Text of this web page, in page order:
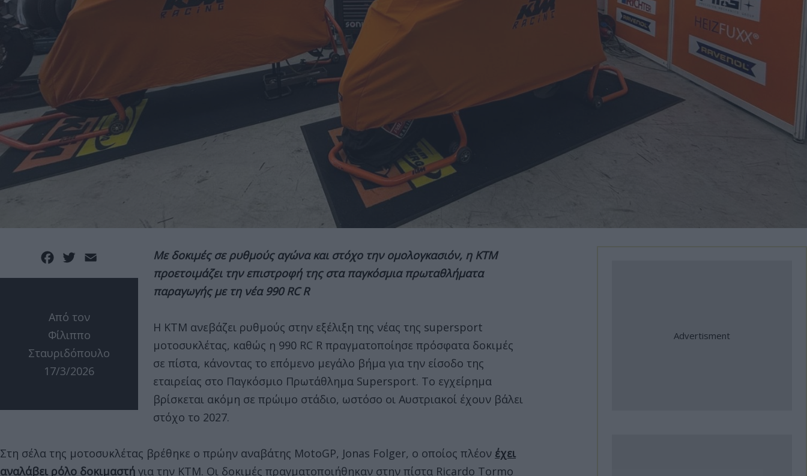
Facebook
Twitter
Από τον
Φίλιππο
Σταυριδόπουλο
17/3/2026
Με δοκιμές σε ρυθμούς αγώνα και στόχο την ομολογκασιόν, η KTM
προετοιμάζει την επιστροφή της στα παγκόσμια πρωταθλήματα
παραγωγής με τη νέα 990 RC R
Η KTM ανεβάζει ρυθμούς στην εξέλιξη της νέας της supersport
μοτοσυκλέτας, καθώς η 990 RC R πραγματοποίησε πρόσφατα δοκιμές
σε πίστα, κάνοντας το επόμενο μεγάλο βήμα για την είσοδο της
εταιρείας στο Παγκόσμιο Πρωτάθλημα Supersport. Το εγχείρημα
βρίσκεται ακόμη σε πρώιμο στάδιο, ωστόσο oι Αυστριακοί έχουν βάλει
στόχο το 2027.
Στη σέλα της μοτοσυκλέτας βρέθηκε ο πρώην αναβάτης MotoGP, Jonas Folger, ο οποίος πλέον έχει
αναλάβει ρόλο δοκιμαστή για την KTM. Οι δοκιμές πραγματοποιήθηκαν στην πίστα Ricardo Tormo